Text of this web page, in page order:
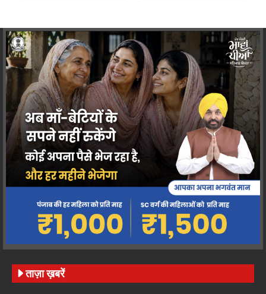
ताज़ा ख़बरें